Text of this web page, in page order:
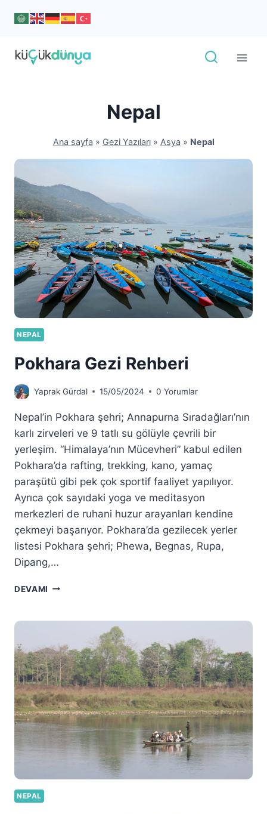
Nepal
Ana sayfa » Gezi Yazıları» Asya » Nepal
NEPAL
Pokhara Gezi Rehberi
Yaprak Gürdal 15/05/2024 0 Yorumlar
Nepal’in Pokhara şehri; Annapurna Sıradağları’nın
karlı zirveleri ve 9 tatlı su gölüyle çevrili bir
yerleşim. “Himalaya’nın Mücevheri” kabul edilen
Pokhara’da rafting, trekking, kano, yamaç
paraşütü gibi pek çok sportif faaliyet yapılıyor.
Ayrıca çok sayıdaki yoga ve meditasyon
merkezleri de ruhani huzur arayanları kendine
çekmeyi başarıyor. Pokhara’da gezilecek yerler
listesi Pokhara şehri; Phewa, Begnas, Rupa,
Dipang,…
DEVAMI POKHARA
NEPAL